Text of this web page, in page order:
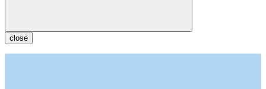
close